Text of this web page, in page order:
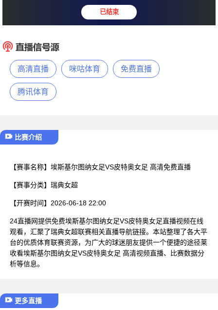
埃斯基尔图纳女足 2 : 0 皮特
高清直播 咪咕体育 免费直播
腾讯体育
比赛介绍
【赛事名称】 埃斯基尔图纳女足VS皮特奥女足 高清免费直播
【赛事分类】 瑞典女超
【开赛时间】 2026-06-18 22:00
24直播网提供免费埃斯基尔图纳女足VS皮特奥女足直播视频在线
观看，汇聚了瑞典女超联赛相关直播导航链接。本站整理了各大平
台的优质体育联赛资源，为广大的球迷朋友提供一个便捷的途径莱
收看埃斯基尔图纳女足VS皮特奥女足 高清视频直播、比赛数据分
析等信息。
更多直播